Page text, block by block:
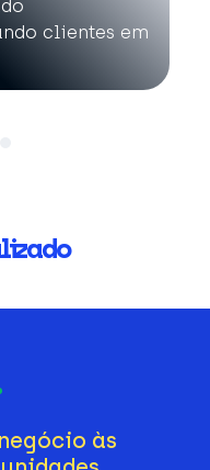
clientes em
às